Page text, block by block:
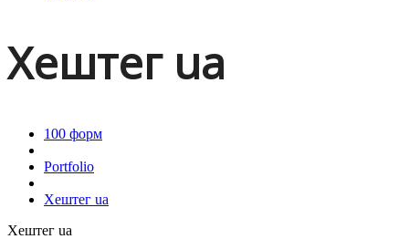
Хештег ua
100 форм
Portfolio
Хештег ua
Хештег ua